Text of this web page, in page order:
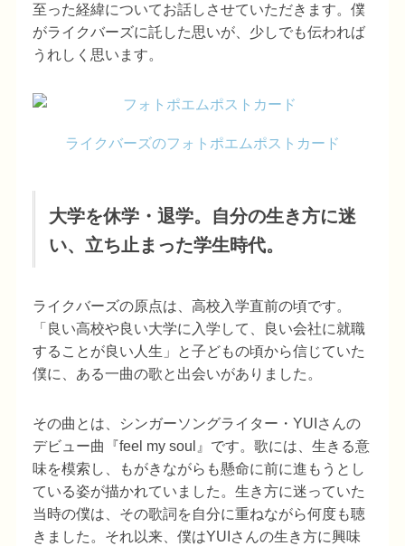
至った経緯についてお話しさせていただきます。僕
がライクバーズに託した思いが、少しでも伝われば
うれしく思います。
ライクバーズのフォトポエムポストカード
大学を休学・退学。自分の生き方に迷
い、立ち止まった学生時代。
ライクバーズの原点は、高校入学直前の頃です。
「良い高校や良い大学に入学して、良い会社に就職
することが良い人生」と子どもの頃から信じていた
僕に、ある一曲の歌と出会いがありました。
その曲とは、シンガーソングライター・YUIさんの
デビュー曲『feel my soul』です。歌には、生きる意
味を模索し、もがきながらも懸命に前に進もうとし
ている姿が描かれていました。生き方に迷っていた
当時の僕は、その歌詞を自分に重ねながら何度も聴
きました。それ以来、僕はYUIさんの生き方に興味